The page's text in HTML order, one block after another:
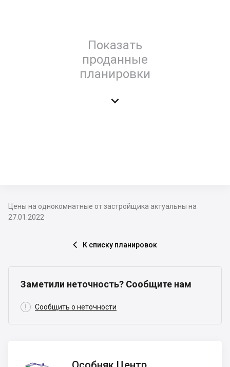
Показать
проданные
планировки

Цены на однокомнатные от застройщика актуальны на
27.01.2022
 К списку планировок
Заметили неточность? Сообщите нам
 Сообщить о неточности